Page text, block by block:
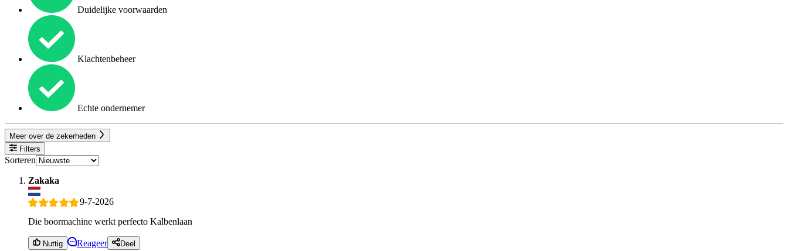
Duidelijke voorwaarden
Klachtenbeheer
Echte ondernemer
Meer over de zekerheden
Filters
Sorteren
Zakaka
9-7-2026
Die boormachine werkt perfecto Kalbenlaan
Nuttig Reageer Deel